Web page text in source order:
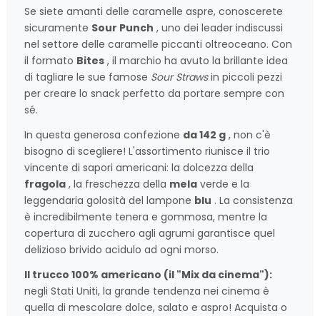
Se siete amanti delle caramelle aspre, conoscerete
sicuramente Sour Punch , uno dei leader indiscussi
nel settore delle caramelle piccanti oltreoceano. Con
il formato Bites , il marchio ha avuto la brillante idea
di tagliare le sue famose Sour Strawsin piccoli pezzi
per creare lo snack perfetto da portare sempre con
sé.
In questa generosa confezione da 142 g , non c'è
bisogno di scegliere! L'assortimento riunisce il trio
vincente di sapori americani: la dolcezza della
fragola , la freschezza della mela verde e la
leggendaria golosità del lampone blu . La consistenza
è incredibilmente tenera e gommosa, mentre la
copertura di zucchero agli agrumi garantisce quel
delizioso brivido acidulo ad ogni morso.
Il trucco 100% americano (il "Mix da cinema"):
negli Stati Uniti, la grande tendenza nei cinema è
quella di mescolare dolce, salato e aspro! Acquista o